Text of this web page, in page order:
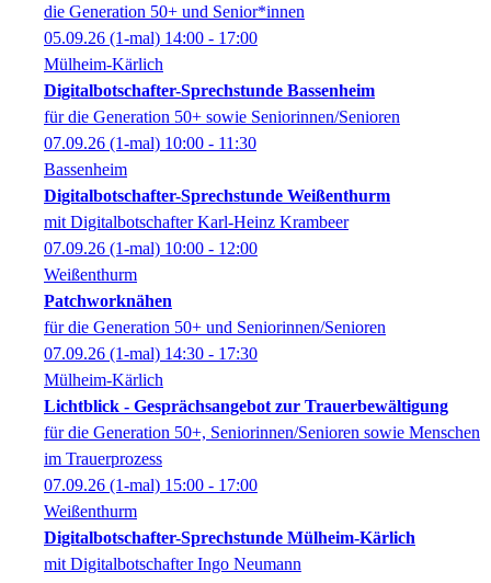
die Generation 50+ und Senior*innen
05.09.26 (1-mal) 14:00 - 17:00
Mülheim-Kärlich
Digitalbotschafter-Sprechstunde Bassenheim
für die Generation 50+ sowie Seniorinnen/Senioren
07.09.26 (1-mal) 10:00 - 11:30
Bassenheim
Digitalbotschafter-Sprechstunde Weißenthurm
mit Digitalbotschafter Karl-Heinz Krambeer
07.09.26 (1-mal) 10:00 - 12:00
Weißenthurm
Patchworknähen
für die Generation 50+ und Seniorinnen/Senioren
07.09.26 (1-mal) 14:30 - 17:30
Mülheim-Kärlich
Lichtblick - Gesprächsangebot zur Trauerbewältigung
für die Generation 50+, Seniorinnen/Senioren sowie Menschen
im Trauerprozess
07.09.26 (1-mal) 15:00 - 17:00
Weißenthurm
Digitalbotschafter-Sprechstunde Mülheim-Kärlich
mit Digitalbotschafter Ingo Neumann